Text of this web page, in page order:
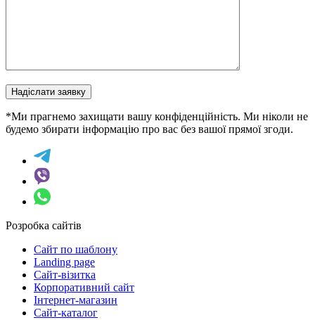
Надіслати заявку
*Ми прагнемо захищати вашу конфіденційність. Ми ніколи не
будемо збирати інформацію про вас без вашої прямої згоди.
Розробка сайтів
Сайт по шаблону
Landing page
Сайт-візитка
Корпоративний сайт
Інтернет-магазин
Сайт-каталог